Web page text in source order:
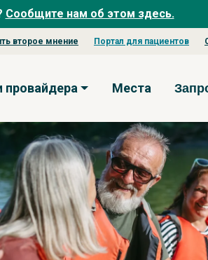
Сообщите нам об этом здесь.
второе мнение Портал для пациентов
поиска
провайдера Места